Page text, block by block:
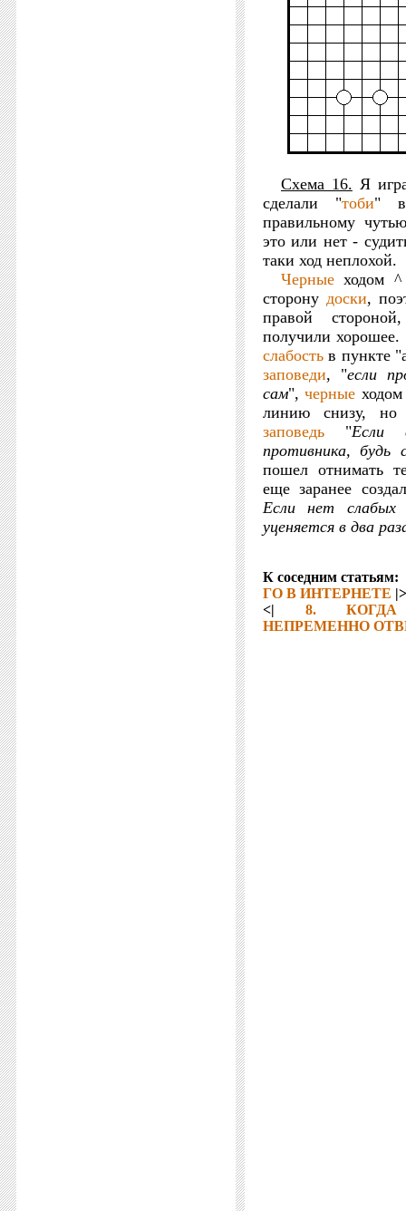
Схема 16. Я
сделали "тоби"
правильному
это или нет -
таки ход неплохой.
Черные ходом ^
сторонудоски,
правой
получили хорошее.
слабость в пункте
заповеди, "если
сам",черные
линию снизу, но
заповедь "Если
противника, будь
пошел отнимать
еще заранее
Если нет слабых
уценяется в два
К соседним статьям:
ГО В ИНТЕРНЕТЕ |>
<| 8. КОГДА
НЕПРЕМЕННО